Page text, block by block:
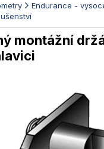
Endurance -
montážní